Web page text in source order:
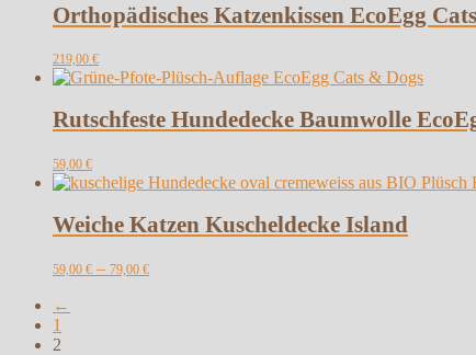
Orthopädisches Katzenkissen EcoEgg
219,00 €
Rutschfeste Hundedecke Baumwolle
59,00 €
Weiche Katzen Kuscheldecke Island
59,00 € – 79,00 €
←
1
2